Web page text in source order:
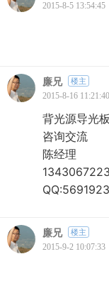
2015-8-5 13:54:45
廉兄 楼主
2015-8-16 11:21:40
背光源导光
咨询交流
陈经理
廉兄 楼主
2015-9-2 10:07:33